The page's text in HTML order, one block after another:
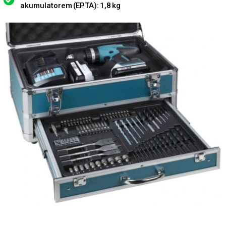
akumulatorem (EPTA): 1,8 kg